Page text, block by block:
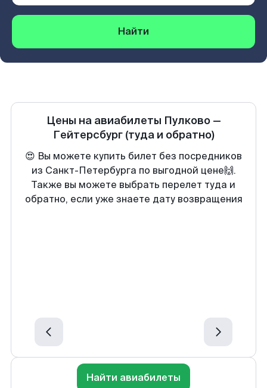
Найти
Цены на авиабилеты Пулково—
Гейтерсбург (туда и обратно)
😍 Вы можете купить билет без посредников
из Санкт-Петербурга по выгодной цене🙌.
Также вы можете выбрать перелет туда и
обратно, если уже знаете дату возвращения
Найти авиабилеты